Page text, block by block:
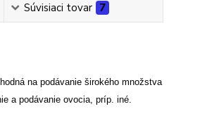
Súvisiaci tovar 7
na podávanie širokého množstva
a podávanie ovocia, príp. iné.